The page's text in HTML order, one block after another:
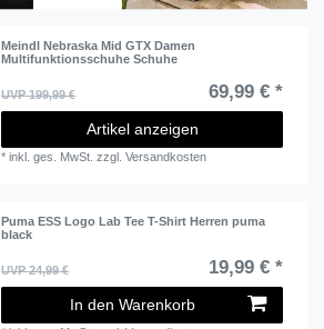
Meindl Nebraska Mid GTX Damen
Multifunktionsschuhe Schuhe
UVP 199,99 € 69,99 € *
Artikel anzeigen
*inkl. ges. MwSt. zzgl.Versandkosten
Puma ESS Logo Lab Tee T-Shirt Herren puma
black
UVP 24,99 € 19,99 € *
In den Warenkorb